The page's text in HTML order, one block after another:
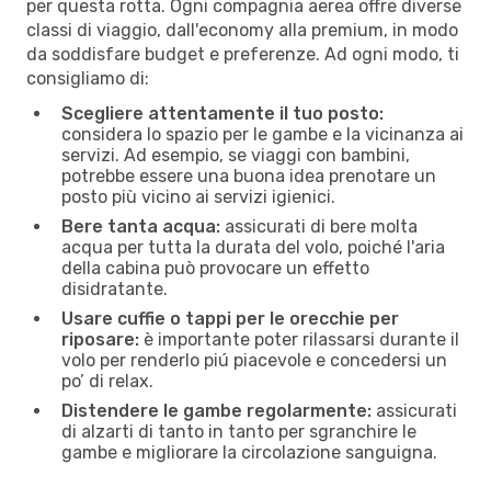
per questa rotta. Ogni compagnia aerea offre diverse
classi di viaggio, dall'economy alla premium, in modo
da soddisfare budget e preferenze. Ad ogni modo, ti
consigliamo di:
Scegliere attentamente il tuo posto:
considera lo spazio per le gambe e la vicinanza ai
servizi. Ad esempio, se viaggi con bambini,
potrebbe essere una buona idea prenotare un
posto più vicino ai servizi igienici.
Bere tanta acqua: assicurati di bere molta
acqua per tutta la durata del volo, poiché l'aria
della cabina può provocare un effetto
disidratante.
Usare cuffie o tappi per le orecchie per
riposare: è importante poter rilassarsi durante il
volo per renderlo piú piacevole e concedersi un
po’ di relax.
Distendere le gambe regolarmente: assicurati
di alzarti di tanto in tanto per sgranchire le
gambe e migliorare la circolazione sanguigna.